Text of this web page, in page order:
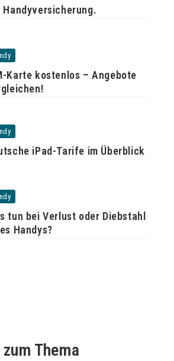
Handyversicherung.
Karte kostenlos – Angebote
iPad-Tarife im Überblick
tun bei Verlust oder Diebstahl
Handys?
Thema